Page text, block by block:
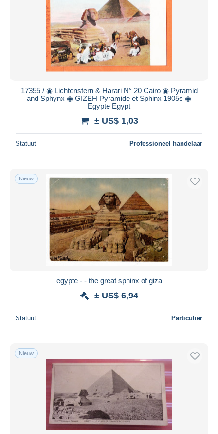
Veilingen zonder biedingen
Veilinghuizen
Verkocht
Alle looptijden
Eindigt binnen uren
Van US$
Betaalmiddelen
Bankoverschrijving
Visa
Mastercard
Bancontact
Maestro
Woonplaats van de verkoper
Toepassen
17355 / ◉ Lichtenstern & Harari N° 20 Cairo ◉ Pyramid
and Sphynx ◉ GIZEH Pyramide et Sphinx 1905s ◉
Egypte Egypt
± US$ 1,03
Statuut Professioneel handelaar
Nieuw
egypte - - the great sphinx of giza
± US$ 6,94
Statuut Particulier
Nieuw